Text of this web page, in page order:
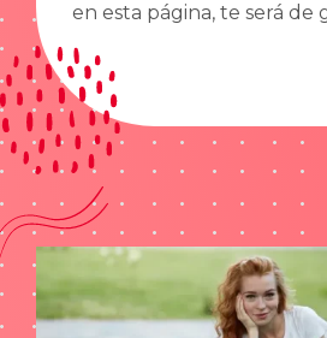
en esta página, te será de